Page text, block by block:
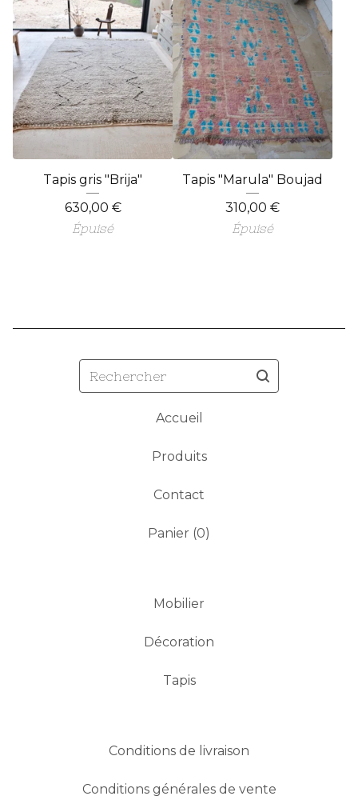
Tapis gris "Brija"
630,00 €
Épuisé
Tapis "Marula" Boujad
310,00 €
Épuisé
Rechercher
Accueil
Produits
Contact
Panier (0)
Mobilier
Décoration
Tapis
Conditions de livraison
Conditions générales de vente